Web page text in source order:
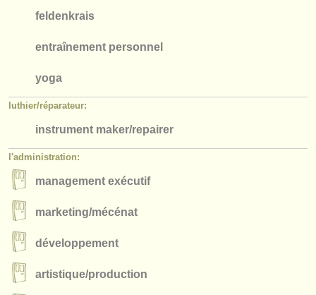
feldenkrais
entraînement personnel
​yoga
luthier/réparateur:
instrument maker/repairer
l'administration:
management exécutif
marketing/mécénat
développement
artistique/production